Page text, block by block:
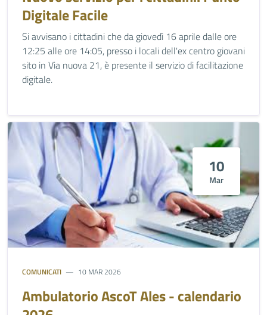
Digitale Facile
Si avvisano i cittadini che da giovedì 16 aprile dalle ore
12:25 alle ore 14:05, presso i locali dell'ex centro giovani
sito in Via nuova 21, è presente il servizio di facilitazione
digitale.
10
Mar
COMUNICATI 10 MAR 2026
Ambulatorio AscoT Ales - calendario